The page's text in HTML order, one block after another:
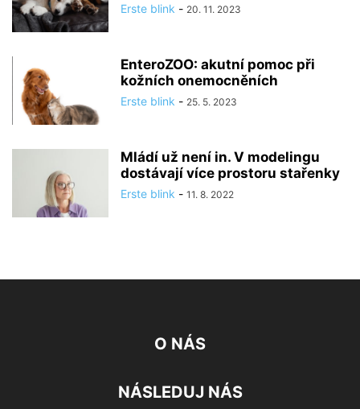
Erste blink - 20. 11. 2023
EnteroZOO: akutní pomoc při
kožních onemocněních
Erste blink - 25. 5. 2023
Mládí už není in. V modelingu
dostávají více prostoru stařenky
Erste blink - 11. 8. 2022
O NÁS
NÁSLEDUJ NÁS